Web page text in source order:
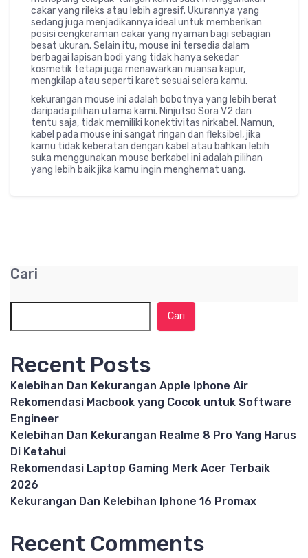
cakar yang rileks atau lebih agresif. Ukurannya yang
sedang juga menjadikannya ideal untuk memberikan
posisi cengkeraman cakar yang nyaman bagi sebagian
besat ukuran. Selain itu, mouse ini tersedia dalam
berbagai lapisan bodi yang tidak hanya sekedar
kosmetik tetapi juga menawarkan nuansa kapur,
mengkilap atau seperti karet sesuai selera kamu.
kekurangan mouse ini adalah bobotnya yang lebih berat
daripada pilihan utama kami. Ninjutso Sora V2 dan
tentu saja, tidak memiliki konektivitas nirkabel. Namun,
kabel pada mouse ini sangat ringan dan fleksibel, jika
kamu tidak keberatan dengan kabel atau bahkan lebih
suka menggunakan mouse berkabel ini adalah pilihan
yang lebih baik jika kamu ingin menghemat uang.
Cari
Cari
Recent Posts
Kelebihan Dan Kekurangan Apple Iphone Air
Rekomendasi Macbook yang Cocok untuk Software
Engineer
Kelebihan Dan Kekurangan Realme 8 Pro Yang Harus
Di Ketahui
Rekomendasi Laptop Gaming Merk Acer Terbaik
2026
Kekurangan Dan Kelebihan Iphone 16 Promax
Recent Comments